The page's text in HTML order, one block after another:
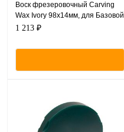
Воск фрезеровочный Carving
Wax Ivory 98х14мм, для Базовой
системы - CAM/CAM
1 213 ₽